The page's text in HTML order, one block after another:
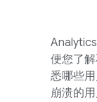
Analytics
便您了
悉哪些
崩溃的